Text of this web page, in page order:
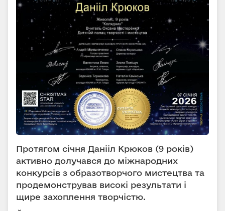
Протягом січня Данііл Крюков (9 років)
активно долучався до міжнародних
конкурсів з образотворчого мистецтва та
продемонстрував високі результати і
щире захоплення творчістю.